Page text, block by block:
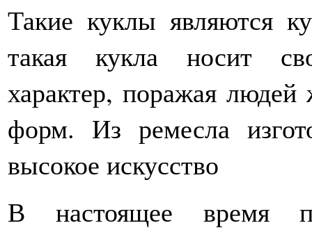
Такие куклы являются
такая кукла носит
характер, поражая
форм. Из ремесла
высокое искусство
В настоящее время